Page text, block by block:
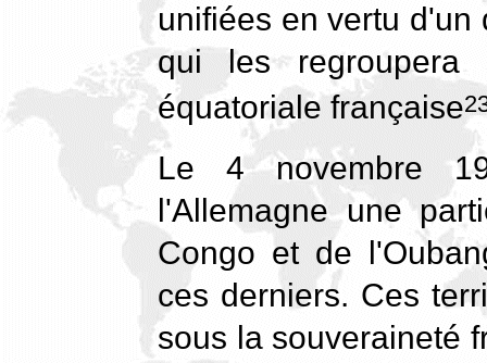
unifiées en vertu
qui les
équatoriale française
Le 4 novembre
l'Allemagne une
Congo et de
ces derniers. Ces
sous la souveraineté